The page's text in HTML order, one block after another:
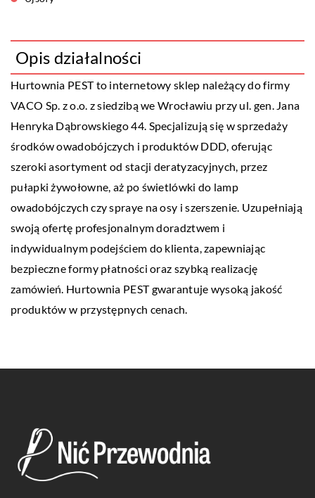
Opis działalności
Hurtownia PEST to internetowy sklep należący do firmy
VACO Sp. z o.o. z siedzibą we Wrocławiu przy ul. gen. Jana
Henryka Dąbrowskiego 44. Specjalizują się w sprzedaży
środków owadobójczych i produktów DDD, oferując
szeroki asortyment od stacji deratyzacyjnych, przez
pułapki żywołowne, aż po świetlówki do lamp
owadobójczych czy spraye na osy i szerszenie. Uzupełniają
swoją ofertę profesjonalnym doradztwem i
indywidualnym podejściem do klienta, zapewniając
bezpieczne formy płatności oraz szybką realizację
zamówień. Hurtownia PEST gwarantuje wysoką jakość
produktów w przystępnych cenach.